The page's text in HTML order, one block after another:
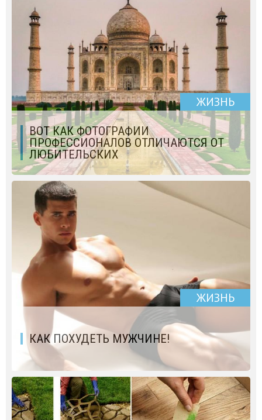
ЖИЗНЬ
ВОТ КАК ФОТОГРАФИИ
ПРОФЕССИОНАЛОВ ОТЛИЧАЮТСЯ ОТ
ЛЮБИТЕЛЬСКИХ
ЖИЗНЬ
КАК ПОХУДЕТЬ МУЖЧИНЕ!